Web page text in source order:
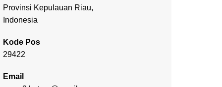
Provinsi Kepulauan Riau,
Indonesia
Kode Pos
29422
Email